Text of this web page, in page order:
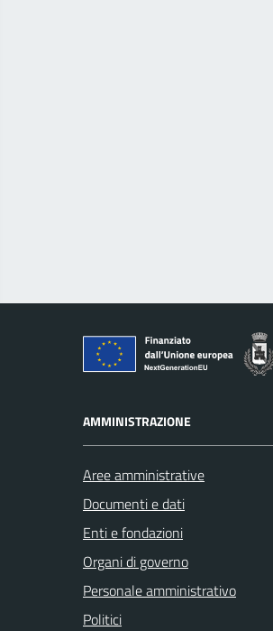
AMMINISTRAZIONE
Aree amministrative
Documenti e dati
Enti e fondazioni
Organi di governo
Personale amministrativo
Politici